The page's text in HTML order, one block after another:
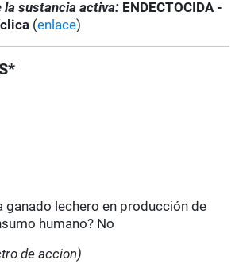
la sustancia activa: ENDECTOCIDA -
(enlace)
ganado lechero en producción de
humano? No
de accion)